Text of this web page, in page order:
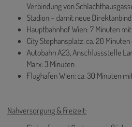
Verbindung von
Stadion – damit neue
Hauptbahnhof Wien: 7 Minuten
City Stephansplatz: ca. 20
Autobahn A23, Anschlussstelle
Marx: 3 Minuten
Flughafen Wien: ca. 30 Minuten
Nahversorgung & Freizeit: